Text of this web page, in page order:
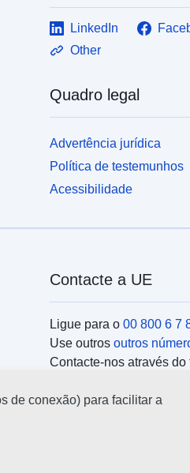
LinkedIn
Other
Quadro legal
Advertência jurídica
Política de testemunhos
Acessibilidade
Contacte a UE
Ligue para o 00 800 6 7
Use outros outros
Contacte-nos através do
de conexão) para facilitar a